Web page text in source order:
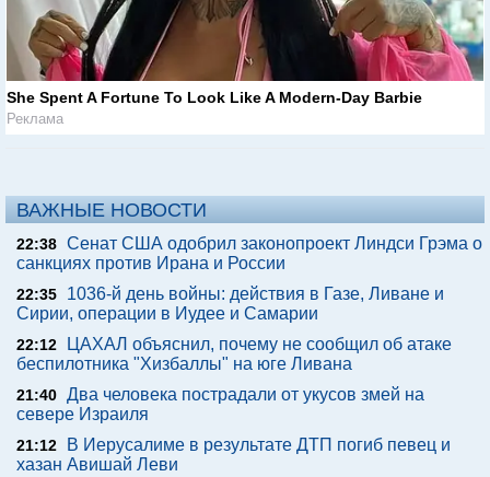
She Spent A Fortune To Look Like A Modern-Day Barbie
Реклама
ВАЖНЫЕ НОВОСТИ
22:38 Сенат США одобрил законопроект Линдси Грэма о
санкциях против Ирана и России
22:35
1036-й день войны: действия в Газе, Ливане и
Сирии, операции в Иудее и Самарии
22:12
ЦАХАЛ объяснил, почему не сообщил об атаке
беспилотника "Хизбаллы" на юге Ливана
21:40 Два человека пострадали от укусов змей на
севере Израиля
21:12
В Иерусалиме в результате ДТП погиб певец и
хазан Авишай Леви